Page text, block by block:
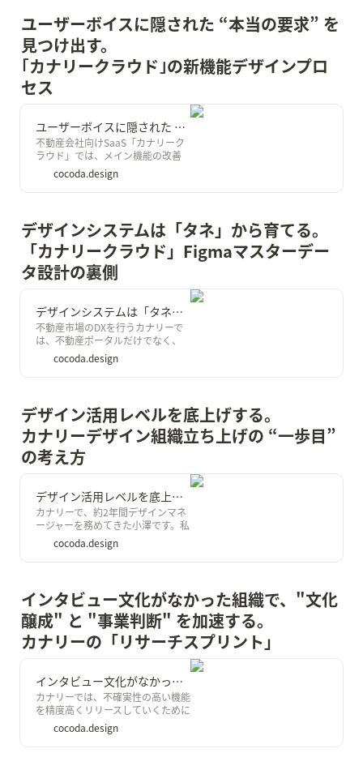
ユーザーボイスに隠された “本当の要求” を
見つけ出す。
｢カナリークラウド｣の新機能デザインプロ
セス
ユーザーボイスに隠された “本当の要求” を見つけ出す。「カナリークラウド」の新機能デザインプロセス｜Cocoda
不動産会社向けSaaS「カナリーク
ラウド」では、メイン機能の改善
だけでなく、ユーザーボイスを丁
寧に拾い上げ、新しい価値を生む機
能開発を行っています。その一つと
び「要対応タスクの管理機能」の
リリースを行いました。 サービス
の構造から理想的な体験を考え、
お客様の要望を解釈して、ミニマム
に新機能リリースをしていく流れを
まとめます。
cocoda.design
デザインシステムは「タネ」から育てる。
「カナリークラウド」Figmaマスターデー
タ設計の裏側
デザインシステムは「タネ」から育てる。「カナリークラウド」Figmaマスターデータ設計の裏側｜Cocoda
不動産市場のDXを行うカナリーで
は、不動産ポータルだけでなく、
不動産事業者向けにカナリークラ
ウドというSaaSも運営していま
す。そんなカナリークラウドで、自
が、カナリークラウドのデザイン
システムにつながる、Figmaのマス
ターデータ設計でした。 リリース
されてから約2年ほどで、すでに多
くのお客さまにご利用いただいて
いる急成長プロダクト「カナリー
見据えたデザイン負債の解消がで
きるように、デザインデータの整
備に取り組みました。今回はグロ
ースフェーズのサービスにおける、
デザイン負債解消の取り組みをま
とめてみます。
cocoda.design
デザイン活用レベルを底上げする。
カナリーデザイン組織立ち上げの “一歩目”
の考え方
デザイン活用レベルを底上げする。カナリーデザイン組織立ち上げの “一歩目” の考え方｜Cocoda
カナリーで、約2年間デザインマネ
ージャーを務めてきた小澤です。私
は、2023年6月に会社で初めてのデ
ザインマネージャーとして入社し、
デザイン組織の立ち上げを開始し
くして、2025年3月に、小澤から後
任の寺本へとデザイン組織のマネジ
メントの役割が引き継がれ、さら
に拡大に向けて進んでいます。 こ
れまでの約2年間で、カナリーのデ
ました。もちろん、失敗も多くあ
ります。最初のデザインマネージャ
ーとして行ってきた地道な取り組み
の連続を、できるだけリアルにシ
ェアしていきたいと思います。
cocoda.design
インタビュー文化がなかった組織で、"文化
醸成" と "事業判断" を加速する。
カナリーの「リサーチスプリント」
インタビュー文化がなかった組織で、"文化醸成" と "事業判断" を加速する。カナリーの「リサーチスプリント」｜Cocoda
カナリーでは、不確実性の高い機能
を精度高くリリースしていくために
「リサーチスプリント」という探
索サイクルを回しています。これ
は、何か具体的な施策案があって行
cocoda.design